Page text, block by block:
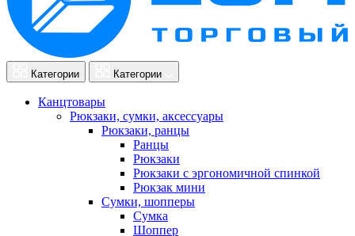
Категории Категории
Канцтовары
Рюкзаки, сумки, аксессуары
Рюкзаки, ранцы
Ранцы
Рюкзаки
Рюкзаки с эргономичной спинкой
Рюкзак мини
Сумки, шопперы
Сумка
Шоппер